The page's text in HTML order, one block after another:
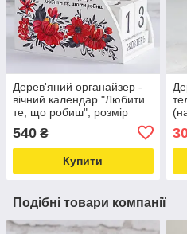
Дерев'яний органайзер -
вічний календар "Любити
те, що робиш", розмір
540 ₴
Купити
Подібні товари компанії